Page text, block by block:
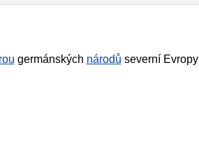
germánských národů severní Evropy